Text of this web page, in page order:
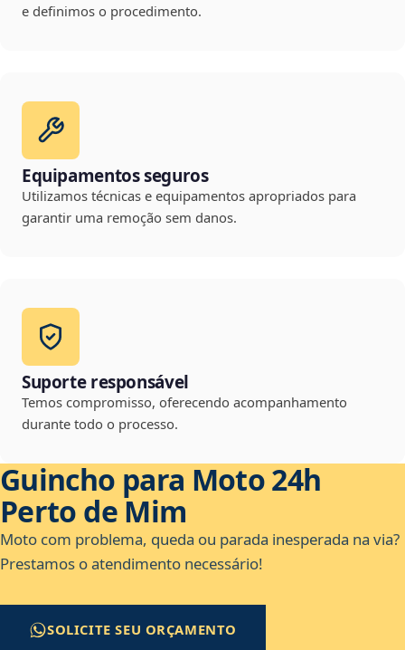
e definimos o procedimento.
Equipamentos seguros
Utilizamos técnicas e equipamentos apropriados para
garantir uma remoção sem danos.
Suporte responsável
Temos compromisso, oferecendo acompanhamento
durante todo o processo.
Guincho para Moto 24h
Perto de Mim
Moto com problema, queda ou parada inesperada na via?
Prestamos o atendimento necessário!
SOLICITE SEU ORÇAMENTO